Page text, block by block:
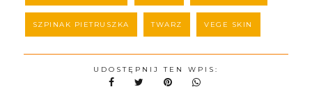
SZPINAK PIETRUSZKA TWARZ VEGE SKIN
UDOSTĘPNIJ TEN WPIS: